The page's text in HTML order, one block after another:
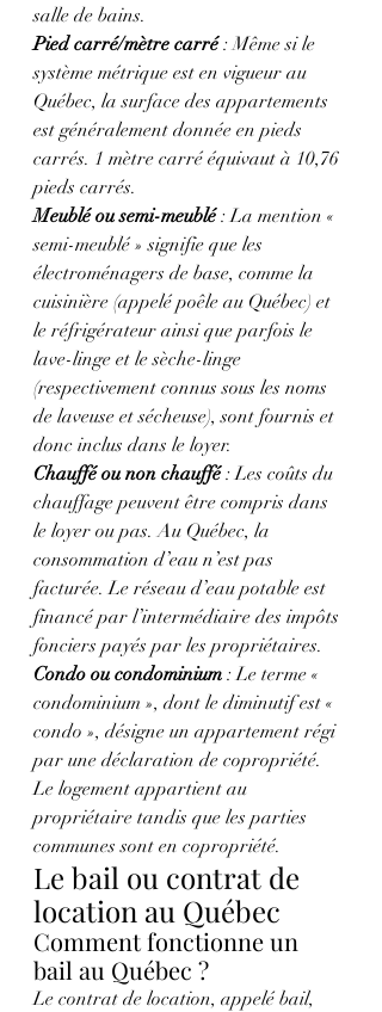
salle de bains.
Pied carré/mètre carré : Même si le
système métrique est en vigueur au
Québec, la surface des appartements
est généralement donnée en pieds
carrés. 1 mètre carré équivaut à 10,76
pieds carrés.
Meublé ou semi-meublé : La mention «
semi-meublé » signifie que les
électroménagers de base, comme la
cuisinière (appelé poêle au Québec) et
le réfrigérateur ainsi que parfois le
lave-linge et le sèche-linge
(respectivement connus sous les noms
de laveuse et sécheuse), sont fournis et
donc inclus dans le loyer.
Chauffé ou non chauffé : Les coûts du
chauffage peuvent être compris dans
le loyer ou pas. Au Québec, la
consommation d’eau n’est pas
facturée. Le réseau d’eau potable est
financé par l’intermédiaire des impôts
fonciers payés par les propriétaires.
Condo ou condominium : Le terme «
condominium », dont le diminutif est «
condo », désigne un appartement régi
par une déclaration de copropriété.
Le logement appartient au
propriétaire tandis que les parties
communes sont en copropriété.
Le bail ou contrat de
location au Québec
Comment fonctionne un
bail au Québec ?
Le contrat de location, appelé bail,